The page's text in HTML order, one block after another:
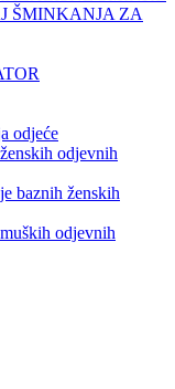
ŠMINKANJA ZA
odjeće
odjevnih
baznih ženskih
odjevnih